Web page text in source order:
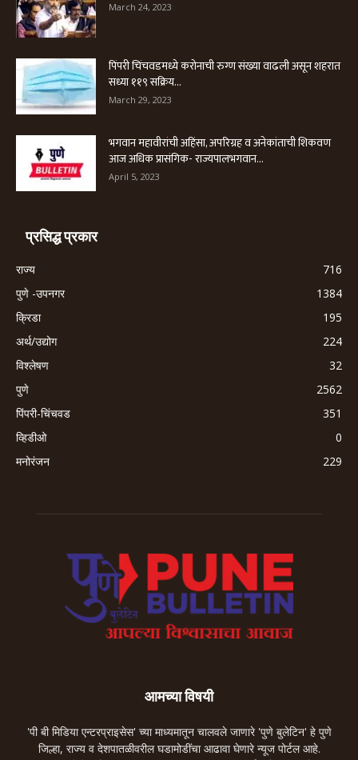
March 24, 2023
पिंपरी चिंचवडमध्ये करोनाची रुग्ण संख्या वाढली असून शहरात
सध्या ११९ सक्रिय...
March 29, 2023
भगवान महावीरांची अहिंसा, अपरिग्रह व अनेकांताची शिकवण
आज अधिक प्रासंगिक- राज्यपालभगवान...
April 5, 2023
प्रसिद्ध प्रकार
राज्य
716
पुणे -उपनगर
1384
क्रिडा
195
अर्थ/उद्योग
224
विश्लेषण
32
पुणे
2562
पिंपरी-चिंचवड
351
व्हिडीओ
0
मनोरंजन
229
आमच्या विषयी
'पी बी मिडिया एन्टरप्राइसेस' च्या माध्यमातून चालवले जाणारे 'पुणे बुलेटिन' हे पुणे
जिल्हा, राज्य व देशपातळीवरील घडामोडींचा आढावा घेणारे न्यूज पोर्टल आहे.